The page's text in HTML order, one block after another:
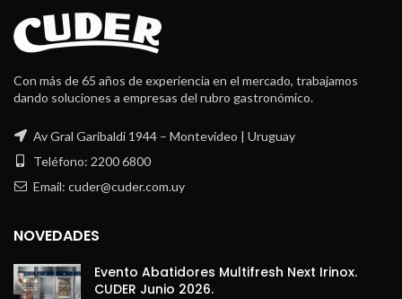
Con más de 65 años de experiencia en el mercado, trabajamos
dando soluciones a empresas del rubro gastronómico.
Av Gral Garibaldi 1944 – Montevideo | Uruguay
Teléfono: 2200 6800
Email: cuder@cuder.com.uy
NOVEDADES
Evento Abatidores Multifresh Next Irinox.
CUDER Junio 2026.